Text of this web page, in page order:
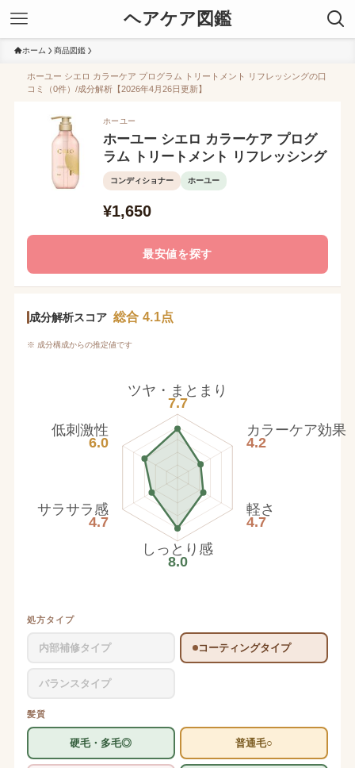
ヘアケア図鑑
ホーム 商品図鑑
ホーユー シエロ カラーケア プログラム トリートメント リフレッシングの口
コミ（0件）/成分解析【2026年4月26日更新】
ホーユー
ホーユー シエロ カラーケア プログ
ラム トリートメント リフレッシング
コンディショナー ホーユー
¥1,650
最安値を探す
成分解析スコア 総合 4.1点
※ 成分構成からの推定値です
ツヤ・まとまり
7.7
カラーケア効果
4.2
軽さ
4.7
しっとり感
8.0
サラサラ感
4.7
低刺激性
6.0
処方タイプ
内部補修タイプ コーティングタイプ
バランスタイプ
髪質
硬毛・多毛◎ 普通毛○